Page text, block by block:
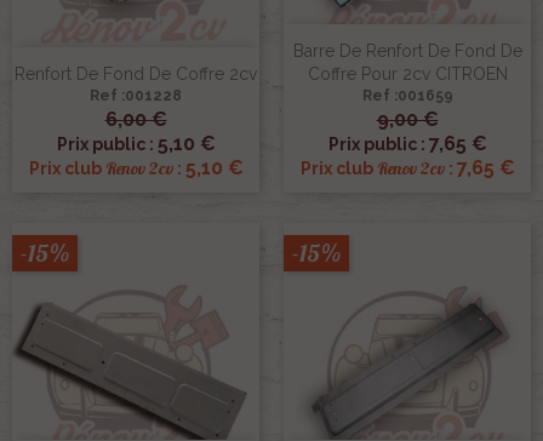
Renfort De Fond De Coffre 2cv
Ref :001228
6,00 €
Prix public : 5,10 €
Prix club Renov 2cv: 5,10 €
Barre De Renfort De Fond De
Coffre Pour 2cv CITROEN
Ref :001659
9,00 €
Prix public : 7,65 €
Prix club Renov 2cv: 7,65 €
-15% -15%